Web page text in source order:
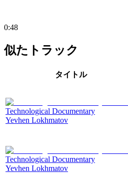
0:48
似たトラック
タイトル
Technological Documentary
Yevhen Lokhmatov
Technological Documentary
Yevhen Lokhmatov